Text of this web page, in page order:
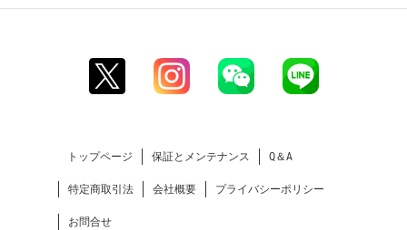
トップページ 保証とメンテナンス Q＆A
特定商取引法 会社概要 プライバシーポリシー
お問合せ